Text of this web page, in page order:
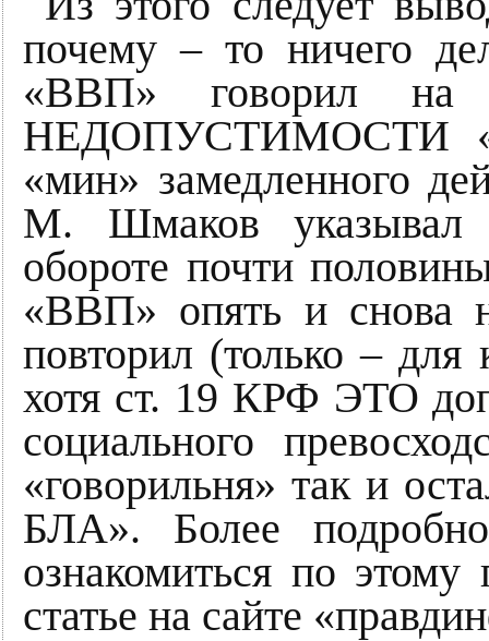
почему – то ничего
«ВВП» говорил
НЕДОПУСТИМОСТИ
«мин» замедленного
М. Шмаков указывал
обороте почти
«ВВП» опять и снова
повторил (только –
хотя ст. 19 КРФ ЭТО
социального
«говорильня» так и
БЛА». Более
ознакомиться по
статье на сайте